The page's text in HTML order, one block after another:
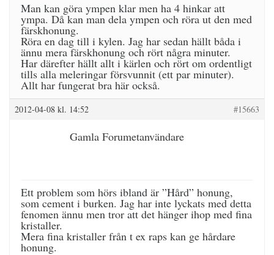
Man kan göra ympen klar men ha 4 hinkar att
ympa. Då kan man dela ympen och röra ut den med
färskhonung.
Röra en dag till i kylen. Jag har sedan hällt båda i
ännu mera färskhonung och rört några minuter.
Har därefter hällt allt i kärlen och rört om ordentligt
tills alla meleringar försvunnit (ett par minuter).
Allt har fungerat bra här också.
2012-04-08 kl. 14:52 #15663
Gamla Forumetanvändare
Ett problem som hörs ibland är ”Hård” honung,
som cement i burken. Jag har inte lyckats med detta
fenomen ännu men tror att det hänger ihop med fina
kristaller.
Mera fina kristaller från t ex raps kan ge hårdare
honung.